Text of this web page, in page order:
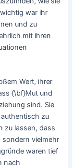
war ihr
und zu
mit ihren
Wert, ihrer
{\bf}Mut und
sind. Sie
zu
zu lassen, dass
sondern vielmehr
waren tief
nach